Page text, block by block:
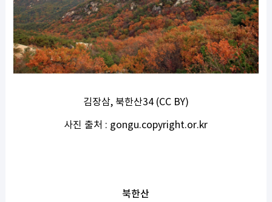
김장삼, 북한산34 (CC BY)
사진 출처 : gongu.copyright.or.kr
북한산